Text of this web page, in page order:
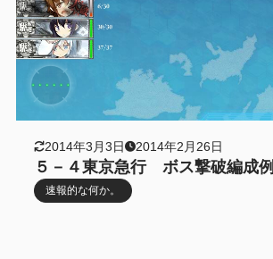
2014年3月3日 2014年2月26日
５－４東京急行 ボス撃破編成例
速報的な何か。